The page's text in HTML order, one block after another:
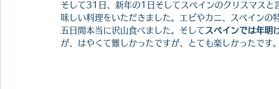
そして31日、新年の1日そしてスペインのクリスマス
味しい料理をいただきました。エビやカニ、スペイン
五日間本当に沢山食べました。そして スペインでは年明
が、はやくて難しかったですが、とても楽しかったです。